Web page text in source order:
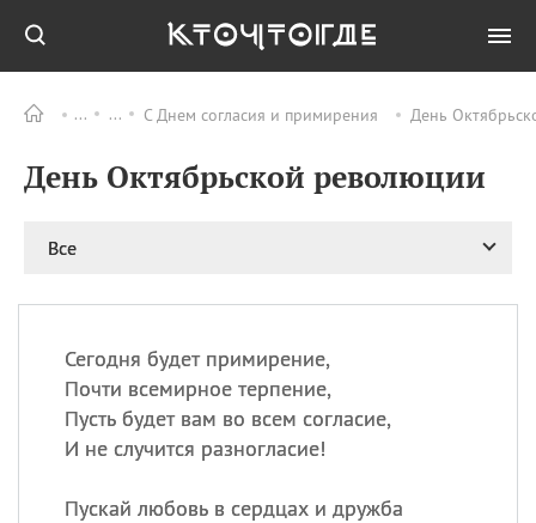
С Днем согласия и примирения День
День Октябрьской революции
Все
Сегодня будет примирение,
Почти всемирное терпение,
Пусть будет вам во всем согласие,
И не случится разногласие!
Пускай любовь в сердцах и дружба
ПРАЗДНИКИ Все
09.08
День памяти
великомученика и
11.08 День полета на
воздушном шарике
11.08 День Святой Клары —
покровительницы
телевидения